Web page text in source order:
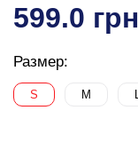
599.0 грн
Размер:
S M L